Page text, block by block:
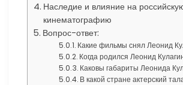
Наследие и влияние на
кинематографию
Вопрос-ответ:
Какие фильмы снял Леонид
Когда родился Леонид
Каковы габариты Леонида
В какой стране актерский